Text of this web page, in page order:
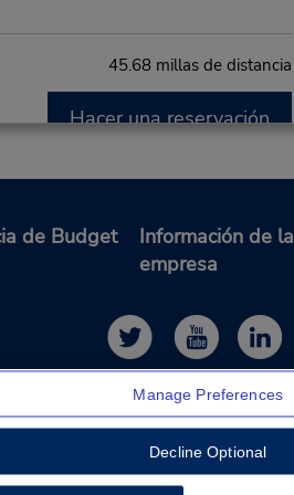
45.68 millas de distancia
Hacer una reservación
48.58 millas de distancia
Hacer una reservación
de Budget
Información de la
empresa
Manage Preferences
Decline Optional